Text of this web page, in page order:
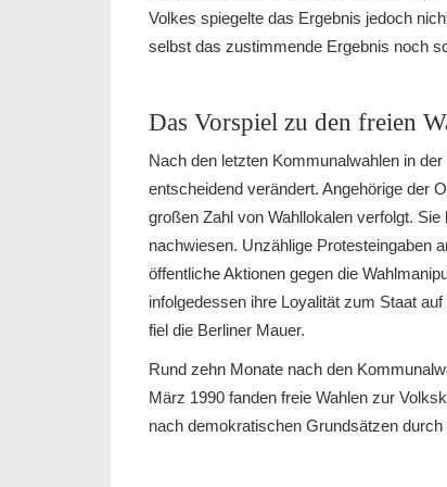
Volkes spiegelte das Ergebnis jedoch
selbst das zustimmende Ergebnis noch
Das Vorspiel zu den freien
Nach den letzten Kommunalwahlen in
entscheidend verändert. Angehörige der
großen Zahl von Wahllokalen verfolgt.
nachwiesen. Unzählige Protesteingaben
öffentliche Aktionen gegen die
infolgedessen ihre Loyalität zum Staat
fiel die Berliner Mauer.
Rund zehn Monate nach den
März 1990 fanden freie Wahlen zur
nach demokratischen Grundsätzen